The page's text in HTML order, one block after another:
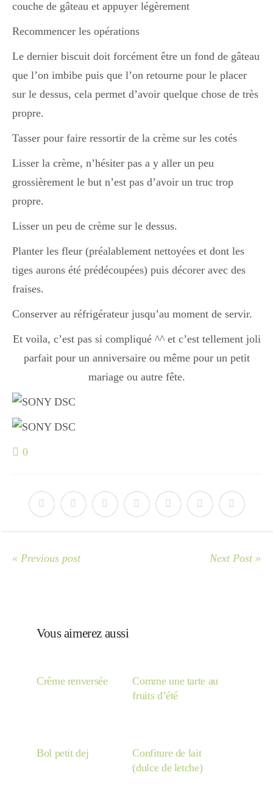
couche de gâteau et appuyer légèrement
Recommencer les opérations
Le dernier biscuit doit forcément être un fond de gâteau
que l’on imbibe puis que l’on retourne pour le placer
sur le dessus, cela permet d’avoir quelque chose de très
propre.
Tasser pour faire ressortir de la crème sur les cotés
Lisser la crème, n’hésiter pas a y aller un peu
grossièrement le but n’est pas d’avoir un truc trop
propre.
Lisser un peu de crème sur le dessus.
Planter les fleur (préalablement nettoyées et dont les
tiges aurons été prédécoupées) puis décorer avec des
fraises.
Conserver au réfrigérateur jusqu’au moment de servir.
Et voila, c’est pas si compliqué ^^ et c’est tellement joli
parfait pour un anniversaire ou même pour un petit
mariage ou autre fête.
0
« Previous post Next Post »
Vous aimerez aussi
Crême renversée
Comme une tarte au
fruits d’été
Bol petit dej
Confiture de lait
(dulce de letche)